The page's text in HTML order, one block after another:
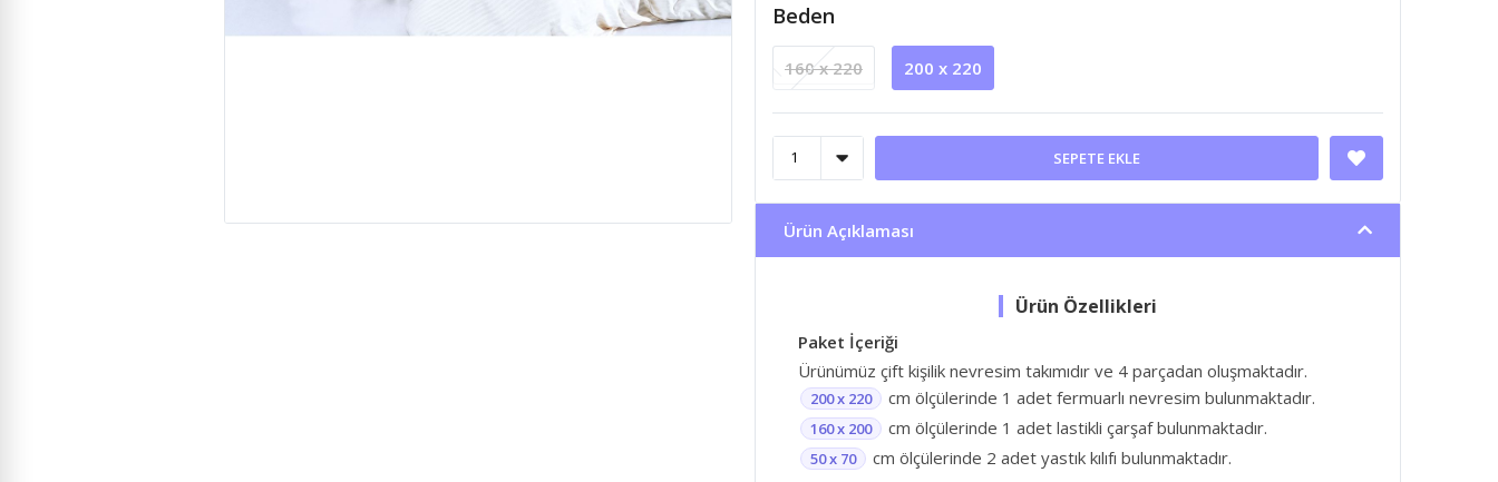
Beden
160 x 220 200 x 220
SEPETE EKLE
Ürün Açıklaması
Paket İçeriği
Ürünümüz çift kişilik nevresim takımıdır ve 4 parçadan oluşmaktadır.
200 x 220 cm ölçülerinde 1 adet fermuarlı nevresim bulunmaktadır.
160 x 200 cm ölçülerinde 1 adet lastikli çarşaf bulunmaktadır.
50 x 70 cm ölçülerinde 2 adet yastık kılıfı bulunmaktadır.